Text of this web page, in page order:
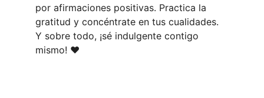
por afirmaciones positivas. Practica la
gratitud y concéntrate en tus cualidades.
Y sobre todo, ¡sé indulgente contigo
mismo! ❤️